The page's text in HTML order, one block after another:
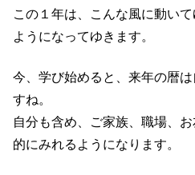
この１年は、こんな風に動い
ようになってゆきます。
今、学び始めると、来年の暦
すね。
自分も含め、ご家族、職場、
的にみれるようになります。